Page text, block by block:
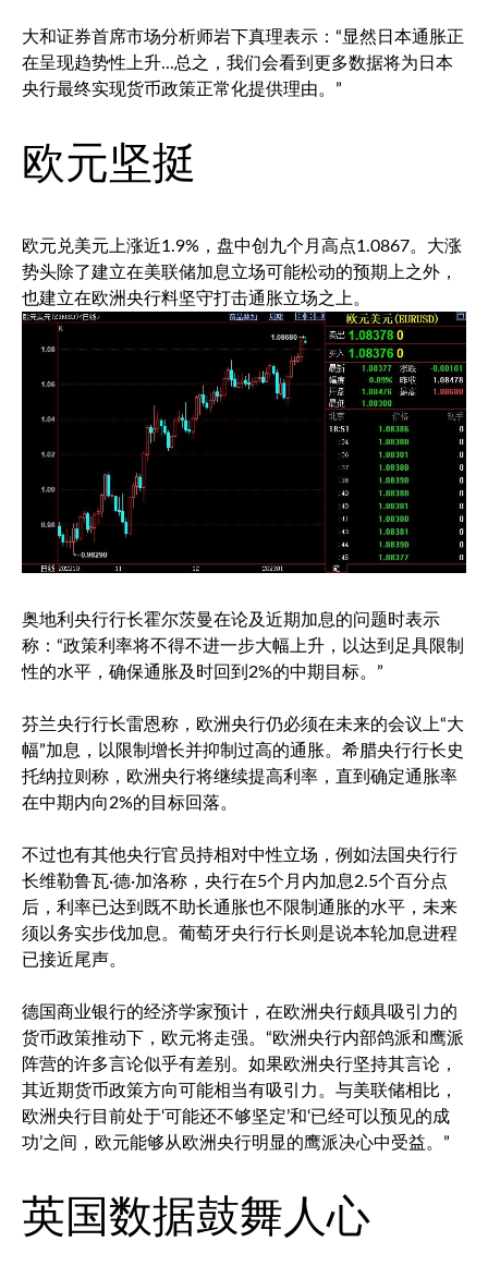
大和证券首席市场分析师岩下真理表示：“显然日本通胀正
在呈现趋势性上升...总之，我们会看到更多数据将为日本
央行最终实现货币政策正常化提供理由。”
欧元坚挺
欧元兑美元 上涨近1.9%，盘中创九个月高点1.0867。大涨
势头除了建立在美联储加息立场可能松动的预期上之外，
也建立在欧洲央行料坚守打击通胀立场之上。
奥地利央行行长霍尔茨曼在论及近期加息的问题时表示
称：“政策利率将不得不进一步大幅上升，以达到足具限制
性的水平，确保通胀及时回到2%的中期目标。”
芬兰央行行长雷恩称，欧洲央行仍必须在未来的会议上“大
幅”加息，以限制增长并抑制过高的通胀。希腊央行行长史
托纳拉则称，欧洲央行将继续提高利率，直到确定通胀率
在中期内向2%的目标回落。
不过也有其他央行官员持相对中性立场，例如法国央行行
长维勒鲁瓦·德·加洛称，央行在5个月内加息2.5个百分点
后，利率已达到既不助长通胀也不限制通胀的水平，未来
须以务实步伐加息。葡萄牙央行行长则是说本轮加息进程
已接近尾声。
德国商业银行的经济学家预计，在欧洲央行颇具吸引力的
货币政策推动下，欧元将走强。“欧洲央行内部鸽派和鹰派
阵营的许多言论似乎有差别。如果欧洲央行坚持其言论，
其近期货币政策方向可能相当有吸引力。与美联储相比，
欧洲央行目前处于‘可能还不够坚定’和‘已经可以预见的成
功’之间，欧元能够从欧洲央行明显的鹰派决心中受益。”
英国数据鼓舞人心